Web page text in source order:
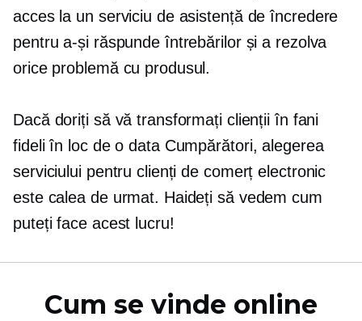
acces la un serviciu de asistență de încredere
pentru a-și răspunde întrebărilor și a rezolva
orice problemă cu produsul.
Dacă doriți să vă transformați clienții în fani
fideli în loc deo dataCumpărători, alegerea
serviciului pentru clienți de comerț electronic
este calea de urmat. Haideți să vedem cum
puteți face acest lucru!
Cum se vinde online